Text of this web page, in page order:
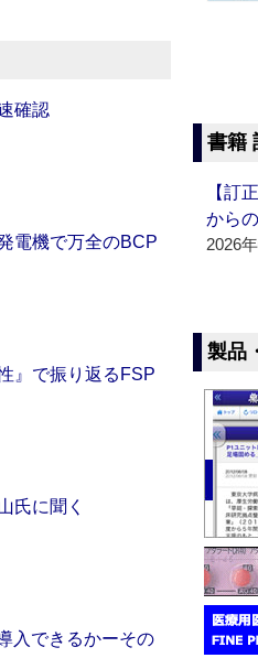
確認
電機で万全のBCP
』で振り返るFSP
氏に聞く
入できるかーその
書籍
【訂
から
2026
製品